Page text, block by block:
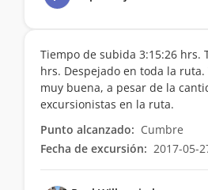
Tiempo de subida 3:15:26 hrs.
hrs. Despejado en toda la ruta.
muy buena, a pesar de la
excursionistas en la ruta.
Punto alcanzado: Cumbre
Fecha de excursión: 2017-05-